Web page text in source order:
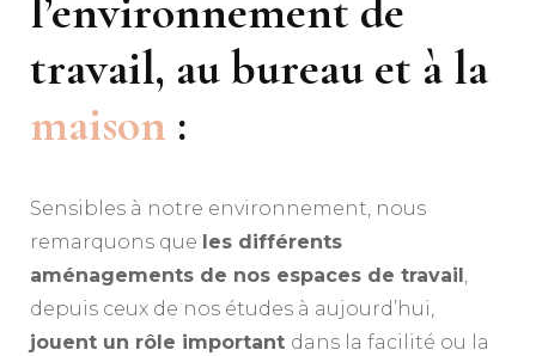
l’environnement de
travail, au bureau et à la
maison :
Sensibles à notre environnement, nous
remarquons que les différents
aménagements de nos espaces de travail ,
depuis ceux de nos études à aujourd’hui,
jouent un rôle important dans la facilité ou la